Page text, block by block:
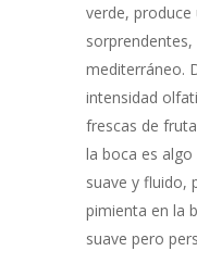
verde,
mediterráneo.
intensidad
frescas de
la boca es
suave y fluido,
pimienta en la
suave pero